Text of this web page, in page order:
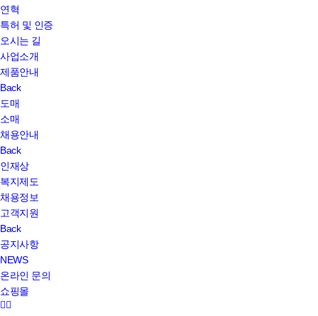
연혁
특허 및 인증
오시는 길
사업소개
제품안내
Back
도매
소매
채용안내
Back
인재상
복지제도
채용정보
고객지원
Back
공지사항
NEWS
온라인 문의
쇼핑몰